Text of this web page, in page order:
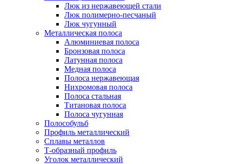
Люк из нержавеющей стали
Люк полимерно-песчаный
Люк чугунный
Металлическая полоса
Алюминиевая полоса
Бронзовая полоса
Латунная полоса
Медная полоса
Полоса нержавеющая
Нихромовая полоса
Полоса стальная
Титановая полоса
Полоса чугунная
Полособульб
Профиль металлический
Сплавы металлов
Т-образный профиль
Уголок металлический